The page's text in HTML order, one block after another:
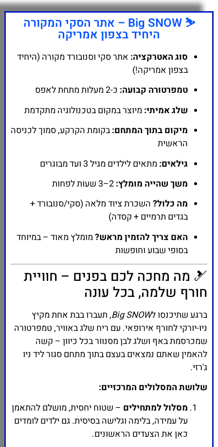
⛷️ Big SNOW – אתר הסקי המקורה
היחיד בצפון אמריקה
סוג האטרקציה: אתר סקי וסנובורד מקורה (היחיד
בצפון אמריקה!)
טמפרטורה קבועה: כ-2 מעלות מתחת לאפס
שלג אמיתי: מיוצר במקום בטכנולוגיה מתקדמת
מיקום בתוך המתחם:בקומת הקרקע, סמוך לכניסה
הראשית
גילאים: מתאים לילדים מגיל 3 ועד מבוגרים
משך שהייה מומלץ:
מה כלול?השכרת ציוד מלאה (סקי/סנובורד +
בגדים תרמיים + קסדה)
האם צריך להזמין מראש?מומלץ מאוד – במיוחד
בסופי שבוע וחופשות
🎿 מה מחכה לכם בפנים – חוויית
חורף שלמה, בכל עונה
ברגע שתיכנסו לBig SNOW, תעברו בבת אחת מקיץ
ניו-יורקי לחורף אירופאי. עם ריח שלג באוויר, טמפרטורה
שמכרסמת באף ושלג לבן מסנוור בכל כיוון – קשה
להאמין שאתם נמצאים בעצם בתוך מתחם סגור ליד ניו
ג'רזי.
שלושת המסלולים המרכזיים:
מסלול למתחילים – שטוח יחסית, מושלם להתאמן
על עמידה, בלימה וגלישה בסיסית. גם ילדים לומדים
כאן את הצעדים הראשונים.